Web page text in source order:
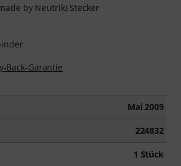
by Neutrik) Stecker
Back-Garantie
Mai 2009
224832
1 Stück